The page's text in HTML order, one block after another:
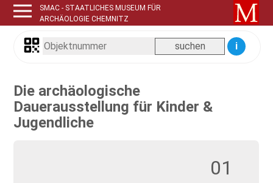
SMAC - STAATLICHES MUSEUM FÜR
ARCHÄOLOGIE CHEMNITZ
i
Die archäologische
Dauerausstellung für Kinder &
Jugendliche
01